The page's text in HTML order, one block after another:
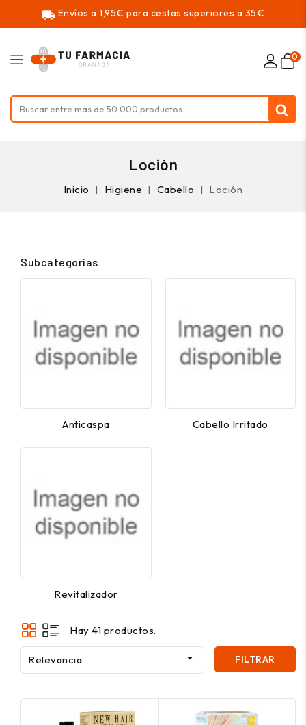
local_shipping Envíos a 1,95€ para cestas superiores a 35€
0
Loción
Inicio Higiene Cabello Loción
Subcategorías
Anticaspa Cabello Irritado
Revitalizador
Hay 41 productos.
Relevancia  FILTRAR